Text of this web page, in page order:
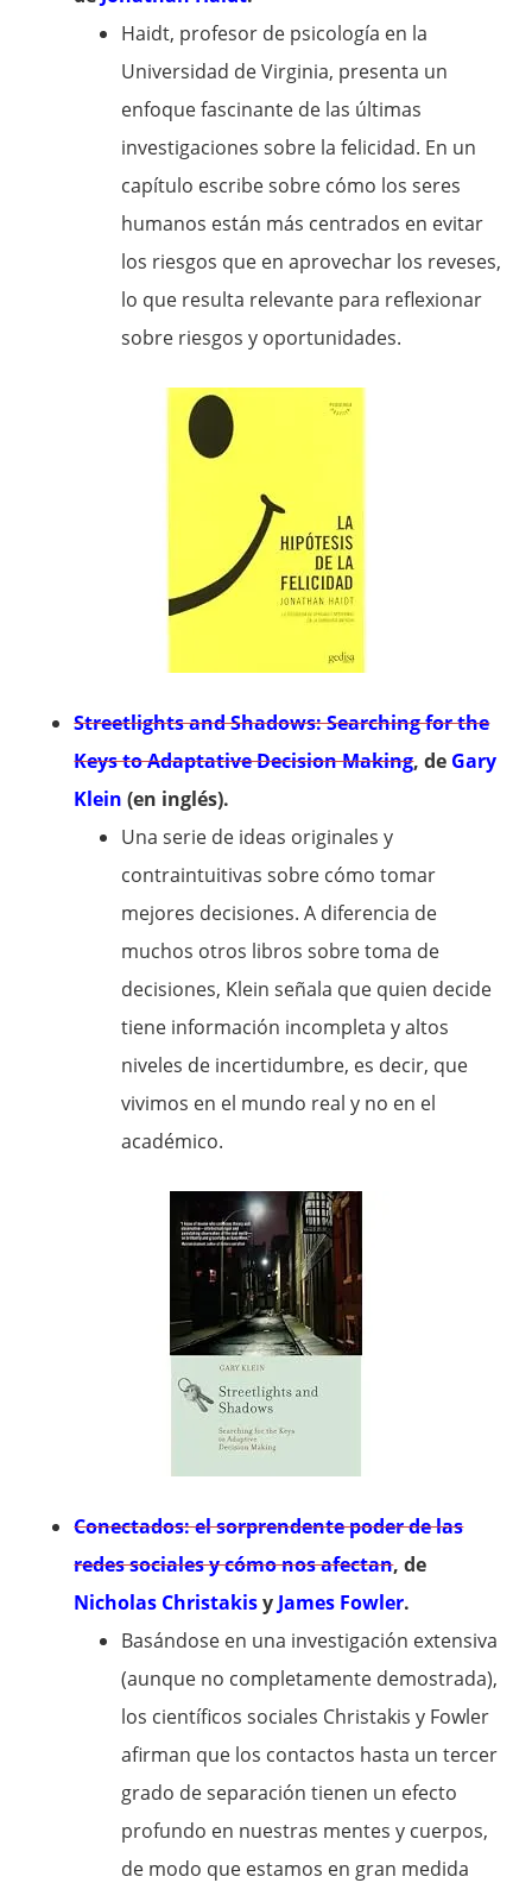
Haidt, profesor de psicología en la
Universidad de Virginia, presenta un
enfoque fascinante de las últimas
investigaciones sobre la felicidad. En un
capítulo escribe sobre cómo los seres
humanos están más centrados en evitar
los riesgos que en aprovechar los reveses,
lo que resulta relevante para reflexionar
sobre riesgos y oportunidades.
Streetlights and Shadows: Searching for the
Keys to Adaptative Decision Making, de Gary
Klein (en inglés).
Una serie de ideas originales y
contraintuitivas sobre cómo tomar
mejores decisiones. A diferencia de
muchos otros libros sobre toma de
decisiones, Klein señala que quien decide
tiene información incompleta y altos
niveles de incertidumbre, es decir, que
vivimos en el mundo real y no en el
académico.
Conectados: el sorprendente poder de las
redes sociales y cómo nos afectan, de
Nicholas Christakisy James Fowler.
Basándose en una investigación extensiva
(aunque no completamente demostrada),
los científicos sociales Christakis y Fowler
afirman que los contactos hasta un tercer
grado de separación tienen un efecto
profundo en nuestras mentes y cuerpos,
de modo que estamos en gran medida